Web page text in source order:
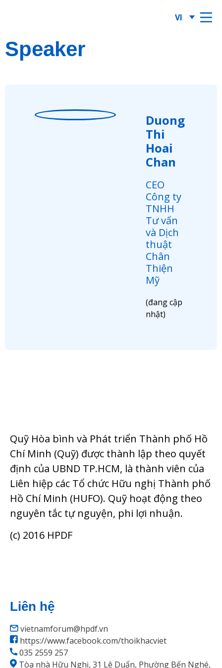
VI
Speaker
Duong
Thi
Hoai
Chan
CEO
Công ty
TNHH
Tư vấn
và Dịch
thuật
Chân
Thiện
Mỹ
(đang cập
nhật)
Quỹ Hòa bình và Phát triển Thành phố Hồ
Chí Minh (Quỹ) được thành lập theo quyết
định của UBND TP.HCM, là thành viên của
Liên hiệp các Tổ chức Hữu nghị Thành phố
Hồ Chí Minh (HUFO). Quỹ hoạt động theo
nguyên tắc tự nguyện, phi lợi nhuận.
(c) 2016 HPDF
Liên hệ
vietnamforum@hpdf.vn
https://www.facebook.com/thoikhacviet
035 2559 257
Tòa nhà Hữu Nghị, 31 Lê Duẩn, Phường Bến Nghé,